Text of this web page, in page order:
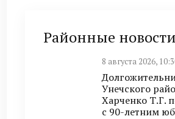
Районные новости
8 августа 2026,
Унечского
Харченко Т.Г.
с 90-летним